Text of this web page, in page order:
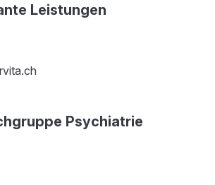
Leistungen
Psychiatrie